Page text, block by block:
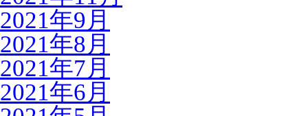
2021年9月
2021年8月
2021年7月
2021年6月